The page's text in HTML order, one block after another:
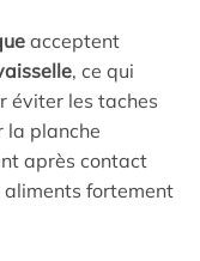
acceptent
, ce qui
éviter les taches
la planche
après contact
aliments fortement